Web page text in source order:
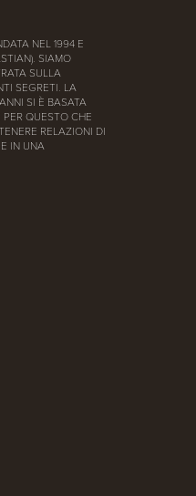
NEL 1994 E
SIAMO
SULLA
SEGRETI. LA
SI È BASATA
QUESTO CHE
RELAZIONI DI
IN UNA